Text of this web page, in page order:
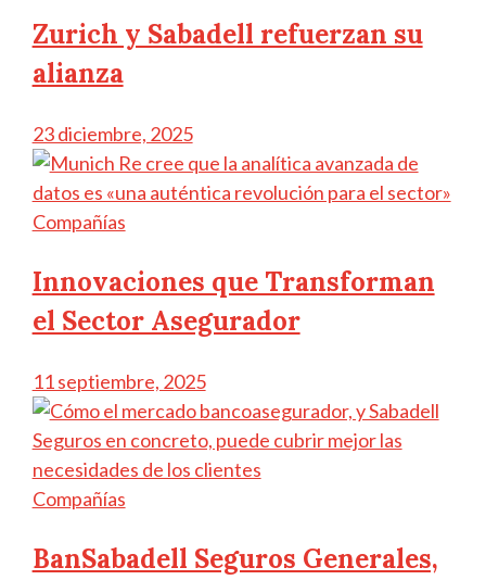
Zurich y Sabadell refuerzan su
alianza
23 diciembre, 2025
Compañías
Innovaciones que Transforman
el Sector Asegurador
11 septiembre, 2025
Compañías
BanSabadell Seguros Generales,